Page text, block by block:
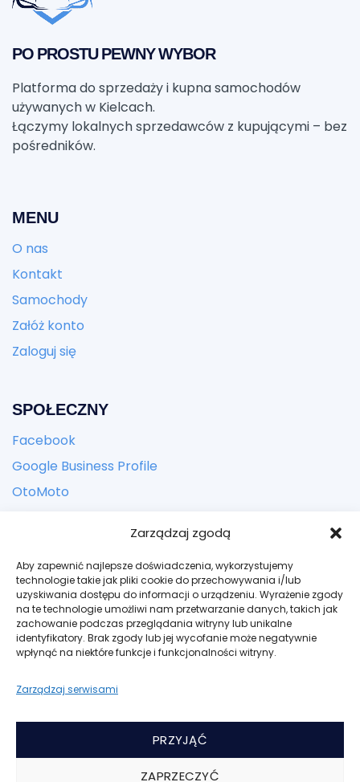
Zarządzaj zgodą
Aby zapewnić najlepsze doświadczenia, wykorzystujemy
technologie takie jak pliki cookie do przechowywania i/lub
uzyskiwania dostępu do informacji o urządzeniu. Wyrażenie zgody
na te technologie umożliwi nam przetwarzanie danych, takich jak
zachowanie podczas przeglądania witryny lub unikalne
identyfikatory. Brak zgody lub jej wycofanie może negatywnie
wpłynąć na niektóre funkcje i funkcjonalności witryny.
Zarządzaj serwisami
PRZYJĄĆ
ZAPRZECZYĆ
PO PROSTU PEWNY WYBOR
Platforma do sprzedaży i kupna samochodów
używanych w Kielcach.
Łączymy lokalnych sprzedawców z kupującymi – bez
pośredników.
MENU
O nas
Kontakt
Samochody
Załóż konto
Zaloguj się
SPOŁECZNY
Facebook
Google Business Profile
OtoMoto
Adres:ul. Zbożowa 24, Kielce
Email: kontakt@bogateauto.pl
Telefon: +48 606 942 502
Godziny: Codziennie – tylko po umówieniu spotkania
Regulamin Serwisu
Polityka Cookies